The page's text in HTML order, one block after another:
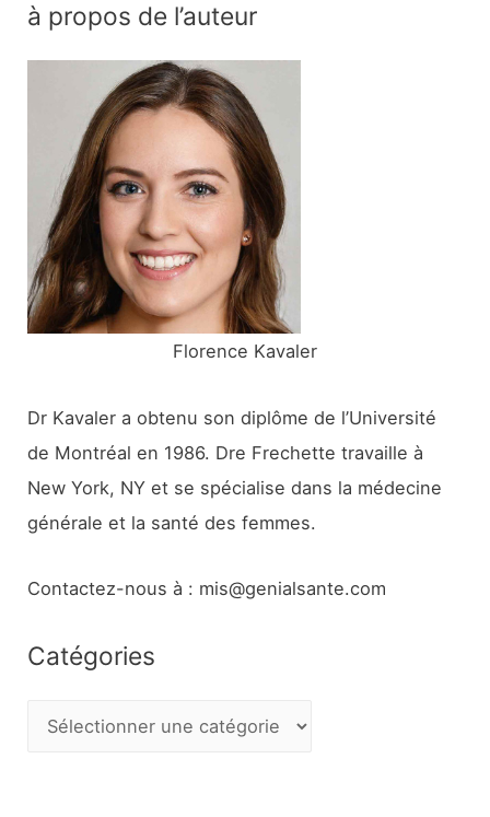
h
:
à propos de l’auteur
Florence Kavaler
Dr Kavaler a obtenu son diplôme de l’Université
de Montréal en 1986. Dre Frechette travaille à
New York, NY et se spécialise dans la médecine
générale et la santé des femmes.
Contactez-nous à : mis@genialsante.com
Catégories